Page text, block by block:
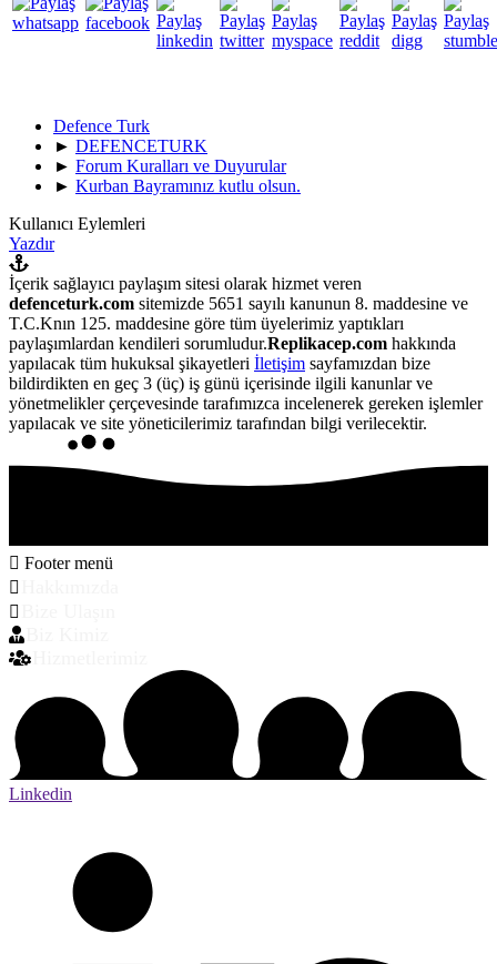
Defence Turk
► DEFENCETURK
► Forum Kuralları ve Duyurular
► Kurban Bayramınız kutlu olsun.
Kullanıcı Eylemleri
Yazdır
İçerik sağlayıcı paylaşım sitesi olarak hizmet veren
defenceturk.com sitemizde 5651 sayılı kanunun 8. maddesine ve
T.C.Knın 125. maddesine göre tüm üyelerimiz yaptıkları
paylaşımlardan kendileri sorumludur.Replikacep.com hakkında
yapılacak tüm hukuksal şikayetleri İletişim sayfamızdan bize
bildirdikten en geç 3 (üç) iş günü içerisinde ilgili kanunlar ve
yönetmelikler çerçevesinde tarafımızca incelenerek gereken işlemler
yapılacak ve site yöneticilerimiz tarafından bilgi verilecektir.
Footer menü
Linkedin